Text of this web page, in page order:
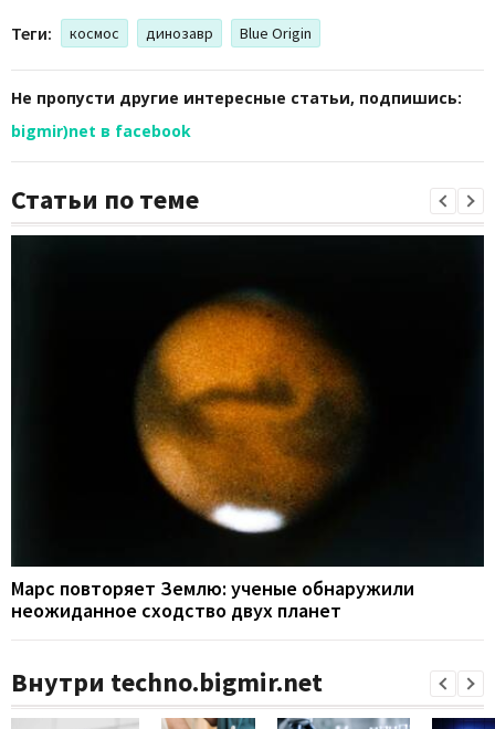
Теги: космос динозавр Blue Origin
Не пропусти другие интересные статьи, подпишись:
bigmir)net в facebook
Статьи по теме
Марс повторяет Землю: ученые обнаружили
неожиданное сходство двух планет
Внутри techno.bigmir.net